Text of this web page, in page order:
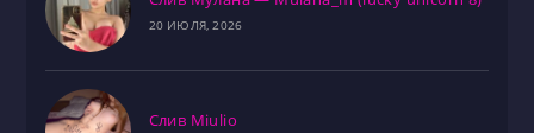
20 ИЮЛЯ, 2026
Слив Miulio